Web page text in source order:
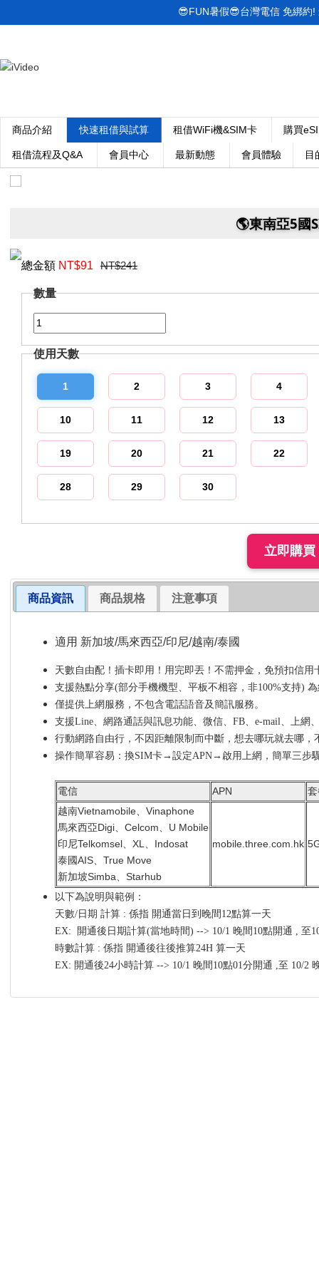
商品介紹 快速租借與試算 租借WiFi機&SIM卡 購買
租借流程及Q&A 會員中心 最新動態 會員體驗 目
😎FUN暑假😎台灣電信 免綁約
🌎️東南亞5國
總金額 NT$91 NT$241
數量
使用天數
1 2 3 4
10 11 12 13
19 20 21 22
28 29 30
商品資訊 商品規格 注意事項
適用 新加坡/馬來西亞/印尼/越南/泰國
天數自由配！插卡即用！用完即丟！不需押金，免預扣信用
支援熱點分享(部分手機機型、平板不相容，非100%支持)
僅提供上網服務，不包含電話語音及簡訊服務。
支援Line、網路通話與訊息功能、微信、FB、e-mail、上網
行動網路自由行，不因距離限制而中斷，想去哪玩就去哪，
操作簡單容易：換SIM卡→設定APN→啟用上網，簡單三步
電信 APN
越南Vietnamobile、Vinaphone
馬來西亞Digi、Celcom、U Mobile
印尼Telkomsel、XL、Indosat
泰國AIS、True Move
新加坡Simba、Starhub
mobile.three.com.hk
以下為說明與範例：
天數/日期 計算 : 係指 開通當日到晚間12點算一天
EX: 開通後日期計算(當地時間) --> 10/1 晚間10點開通 , 至
時數計算 : 係指 開通後往後推算24H 算一天
EX: 開通後24小時計算 --> 10/1 晚間10點01分開通 ,至 10/2